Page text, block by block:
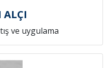
ALÇI
ve uygulama